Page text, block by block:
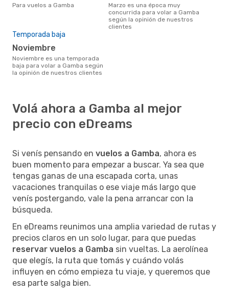
Para vuelos a Gamba
marzo es una época muy
concurrida para volar a Gamba
según la opinión de nuestros
clientes
Temporada baja
noviembre
noviembre es una temporada
baja para volar a Gamba según
la opinión de nuestros clientes
Volá ahora a Gamba al mejor
precio con eDreams
Si venís pensando en vuelos a Gamba, ahora es
buen momento para empezar a buscar. Ya sea que
tengas ganas de una escapada corta, unas
vacaciones tranquilas o ese viaje más largo que
venís postergando, vale la pena arrancar con la
búsqueda.
En eDreams reunimos una amplia variedad de rutas y
precios claros en un solo lugar, para que puedas
reservar vuelos a Gamba sin vueltas. La aerolínea
que elegís, la ruta que tomás y cuándo volás
influyen en cómo empieza tu viaje, y queremos que
esa parte salga bien.